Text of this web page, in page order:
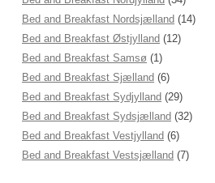
Bed and Breakfast Nordsjælland (14)
Bed and Breakfast Østjylland (12)
Bed and Breakfast Samsø (1)
Bed and Breakfast Sjælland (6)
Bed and Breakfast Sydjylland (29)
Bed and Breakfast Sydsjælland (32)
Bed and Breakfast Vestjylland (6)
Bed and Breakfast Vestsjælland (7)